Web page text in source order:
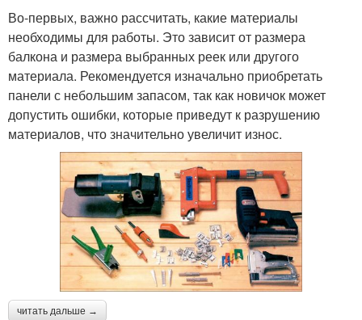
Во-первых, важно рассчитать, какие материалы
необходимы для работы. Это зависит от размера
балкона и размера выбранных реек или другого
материала. Рекомендуется изначально приобретать
панели с небольшим запасом, так как новичок может
допустить ошибки, которые приведут к разрушению
материалов, что значительно увеличит износ.
читать дальше →